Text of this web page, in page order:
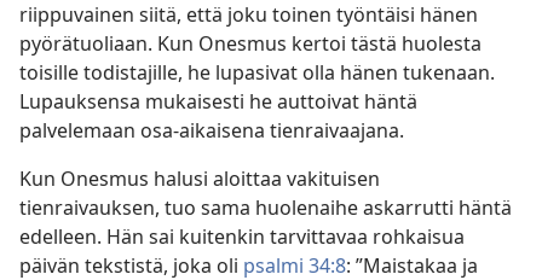
riippuvainen siitä, että joku toinen työntäisi hänen
pyörätuoliaan. Kun Onesmus kertoi tästä huolesta
toisille todistajille, he lupasivat olla hänen tukenaan.
Lupauksensa mukaisesti he auttoivat häntä
palvelemaan osa-aikaisena tienraivaajana.
Kun Onesmus halusi aloittaa vakituisen
tienraivauksen, tuo sama huolenaihe askarrutti häntä
edelleen. Hän sai kuitenkin tarvittavaa rohkaisua
päivän tekstistä, joka oli psalmi 34:8: ”Maistakaa ja